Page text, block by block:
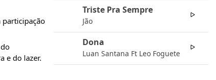
participação
e do lazer.
Triste Pra Sempre
Jão
Dona
Luan Santana Ft Leo Foguete